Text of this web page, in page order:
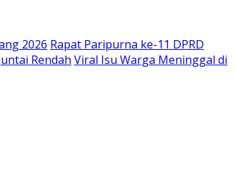
2026 Rapat Paripurna ke-11 DPRD
Rendah Viral Isu Warga Meninggal di